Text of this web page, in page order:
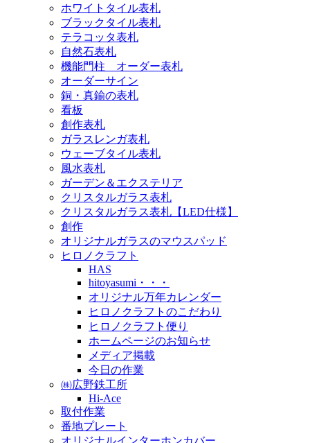
ホワイトタイル表札
ブラックタイル表札
テラコッタ表札
自然石表札
機能門柱 オーダー表札
オーダーサイン
銅・真鍮の表札
看板
創作表札
ガラスレンガ表札
ウェーブタイル表札
風水表札
ガーデン＆エクステリア
クリスタルガラス表札
クリスタルガラス表札【LED仕様】
創作
オリジナルガラスのマウスパッド
ヒロノクラフト
HAS
hitoyasumi・・・
オリジナル万年カレンダー
ヒロノクラフトのこだわり
ヒロノクラフト便り
ホームページのお知らせ
メディア掲載
今日の作業
㈱広野鉄工所
Hi-Ace
取付作業
番地プレート
オリジナルインターホンカバー